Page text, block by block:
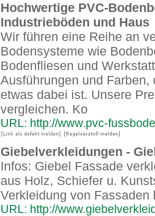
Hochwertige PVC-
Industrieböden und Haus
Wir führen eine Reihe an
Bodensysteme wie
Bodenfliesen und
Ausführungen und
etwas dabei ist. Unsere
vergleichen. Ko
URL: http://www.pvc-
Giebelverkleidungen -
Infos: Giebel Fassade
aus Holz, Schiefer u.
Verkleidung von
URL: http://